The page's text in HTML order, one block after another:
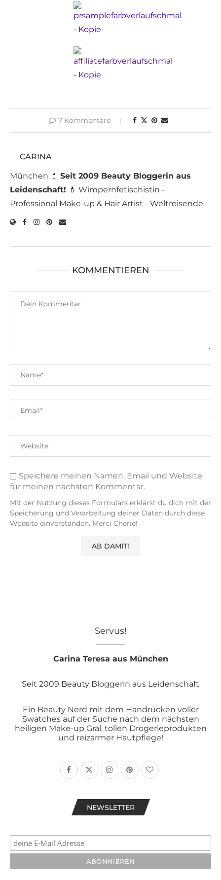
7 Kommentare
CARINA
München 💄 Seit 2009 Beauty Bloggerin aus
Leidenschaft! 💄 Wimpernfetischistin -
Professional Make-up & Hair Artist - Weltreisende
KOMMENTIEREN
Speichere meinen Namen, Email und Website
für meinen nächsten Kommentar.
Mit der Nutzung dieses Formulars erklärst du dich mit der
Speicherung und Verarbeitung deiner Daten durch diese
Website einverstanden. Merci Cherie!
Servus!
Carina Teresa aus München
Seit 2009 Beauty Bloggerin aus Leidenschaft
Ein Beauty Nerd mit dem Handrücken voller
Swatches auf der Suche nach dem nächsten
heiligen Make-up Gral, tollen Drogerieprodukten
und reizarmer Hautpflege!
NEWSLETTER